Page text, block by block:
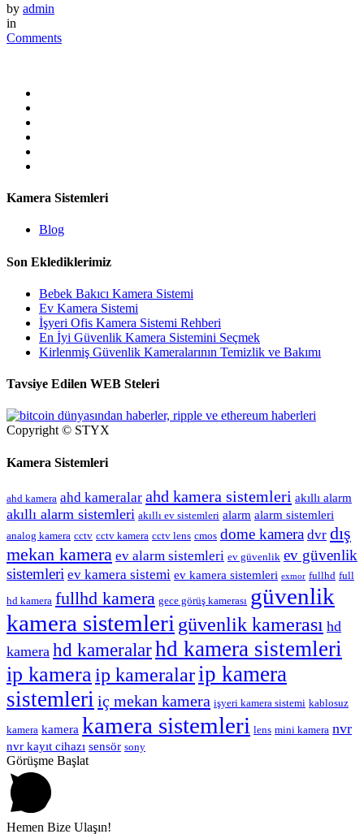
by admin
in
Comments
Kamera Sistemleri
Blog
Son Eklediklerimiz
Bebek Bakıcı Kamera Sistemi
Ev Kamera Sistemi
İşyeri Ofis Kamera Sistemi Rehberi
En İyi Güvenlik Kamera Sistemini Seçmek
Kirlenmiş Güvenlik Kameralarının Temizlik ve Bakımı
Tavsiye Edilen WEB Steleri
Copyright © STYX
Kamera Sistemleri
ahd kamera ahd kameralar ahd kamera sistemleri akıllı alarm
akıllı alarm sistemleri akıllı ev sistemleri alarm alarm sistemleri
analog kamera cctv cctv kamera cctv lens cmos dome kamera dvr dış
mekan kamera ev alarm sistemleri ev güvenlik ev güvenlik
sistemleri ev kamera sistemi ev kamera sistemleri exmor fullhd full
hd kamera fullhd kamera gece görüş kamerası güvenlik
kamera sistemleri güvenlik kamerası hd
kamera hd kameralarhd kamera sistemleri
ip kameraip kameralarip kamera
sistemleri iç mekan kamera işyeri kamera sistemi kablosuz
kamera kamera kamera sistemleri lens mini kamera nvr
nvr kayıt cihazı sensör sony
Görüşme Başlat
Hemen Bize Ulaşın!